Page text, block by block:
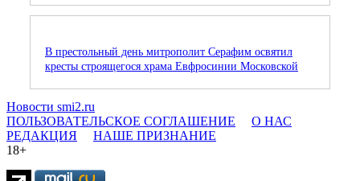
В престольный день митрополит Серафим освятил
кресты строящегося храма Евфросинии Московской
Новости smi2.ru
ПОЛЬЗОВАТЕЛЬСКОЕ СОГЛАШЕНИЕ
О НАС
РЕДАКЦИЯ
НАШЕ ПРИЗНАНИЕ
18+